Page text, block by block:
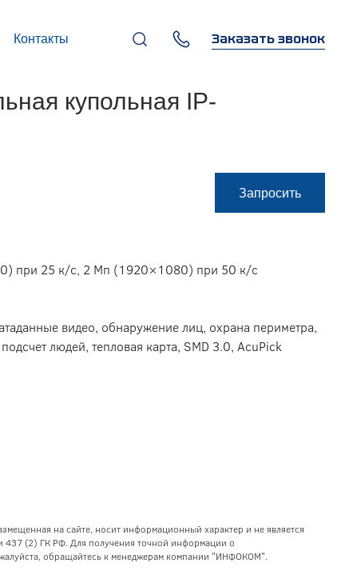
Контакты
г. Москва, 119270,
Лужнецкая наб., д. 6, стр. 1,
Заказать звонок
купольная IP-
Запросить
при 25 к/c, 2 Мп (1920×1080) при 50 к/с
видео, обнаружение лиц, охрана периметра,
людей, тепловая карта, SMD 3.0, AcuPick
на сайте, носит информационный характер и не является
437 (2) ГК РФ. Для получения точной информации о
обращайтесь к менеджерам компании "ИНФОКОМ".